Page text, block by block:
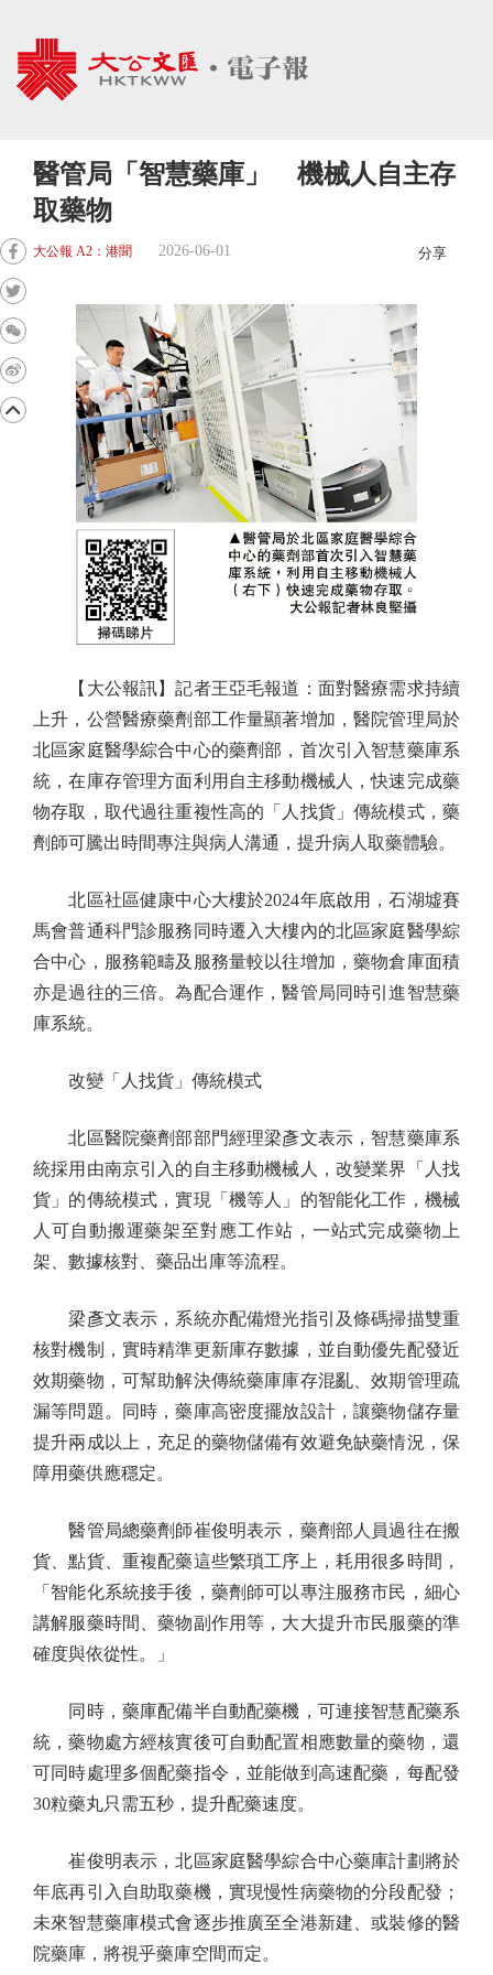
醫管局「智慧藥庫」 機械人自主存
取藥物
大公報 A2：港聞 2026-06-01 分享
【大公報訊】記者王亞毛報道：面對醫療需求持續
上升，公營醫療藥劑部工作量顯著增加，醫院管理局於
北區家庭醫學綜合中心的藥劑部，首次引入智慧藥庫系
統，在庫存管理方面利用自主移動機械人，快速完成藥
物存取，取代過往重複性高的「人找貨」傳統模式，藥
劑師可騰出時間專注與病人溝通，提升病人取藥體驗。
北區社區健康中心大樓於2024年底啟用，石湖墟賽
馬會普通科門診服務同時遷入大樓內的北區家庭醫學綜
合中心，服務範疇及服務量較以往增加，藥物倉庫面積
亦是過往的三倍。為配合運作，醫管局同時引進智慧藥
庫系統。
改變「人找貨」傳統模式
北區醫院藥劑部部門經理梁彥文表示，智慧藥庫系
統採用由南京引入的自主移動機械人，改變業界「人找
貨」的傳統模式，實現「機等人」的智能化工作，機械
人可自動搬運藥架至對應工作站，一站式完成藥物上
架、數據核對、藥品出庫等流程。
梁彥文表示，系統亦配備燈光指引及條碼掃描雙重
核對機制，實時精準更新庫存數據，並自動優先配發近
效期藥物，可幫助解決傳統藥庫庫存混亂、效期管理疏
漏等問題。同時，藥庫高密度擺放設計，讓藥物儲存量
提升兩成以上，充足的藥物儲備有效避免缺藥情況，保
障用藥供應穩定。
醫管局總藥劑師崔俊明表示，藥劑部人員過往在搬
貨、點貨、重複配藥這些繁瑣工序上，耗用很多時間，
「智能化系統接手後，藥劑師可以專注服務市民，細心
講解服藥時間、藥物副作用等，大大提升市民服藥的準
確度與依從性。」
同時，藥庫配備半自動配藥機，可連接智慧配藥系
統，藥物處方經核實後可自動配置相應數量的藥物，還
可同時處理多個配藥指令，並能做到高速配藥，每配發
30粒藥丸只需五秒，提升配藥速度。
崔俊明表示，北區家庭醫學綜合中心藥庫計劃將於
年底再引入自助取藥機，實現慢性病藥物的分段配發；
未來智慧藥庫模式會逐步推廣至全港新建、或裝修的醫
院藥庫，將視乎藥庫空間而定。